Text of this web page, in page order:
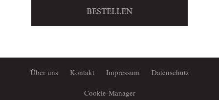
BESTELLEN
Über uns Kontakt Impressum Datenschutz
Cookie-Manager